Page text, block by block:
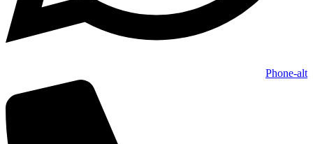
Phone-alt